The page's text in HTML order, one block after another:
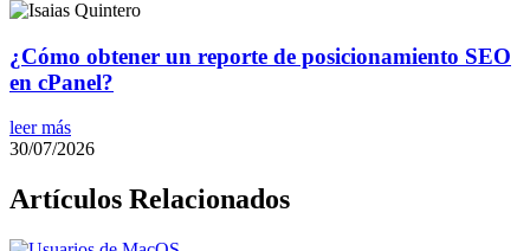
¿Cómo obtener un reporte de posicionamiento SEO
en cPanel?
leer más
30/07/2026
Artículos Relacionados